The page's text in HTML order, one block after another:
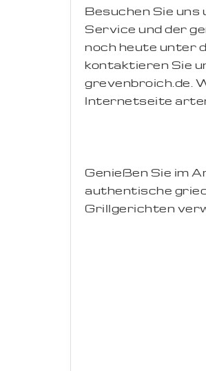
Besuchen Sie uns
Service und der
noch heute unter
kontaktieren Sie
grevenbroich.de.
Internetseite
Genießen Sie im
authentische
Grillgerichten